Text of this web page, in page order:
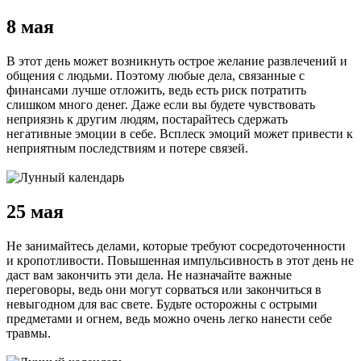
8 мая
В этот день может возникнуть острое желание развлечений и
общения с людьми. Поэтому любые дела, связанные с
финансами лучше отложить, ведь есть риск потратить
слишком много денег. Даже если вы будете чувствовать
неприязнь к другим людям, постарайтесь сдержать
негативные эмоции в себе. Всплеск эмоций может привести к
неприятным последствиям и потере связей.
25 мая
Не занимайтесь делами, которые требуют сосредоточенности
и кропотливости. Повышенная импульсивность в этот день не
даст вам закончить эти дела. Не назначайте важные
переговоры, ведь они могут сорваться или закончиться в
невыгодном для вас свете. Будьте осторожны с острыми
предметами и огнем, ведь можно очень легко нанести себе
травмы.